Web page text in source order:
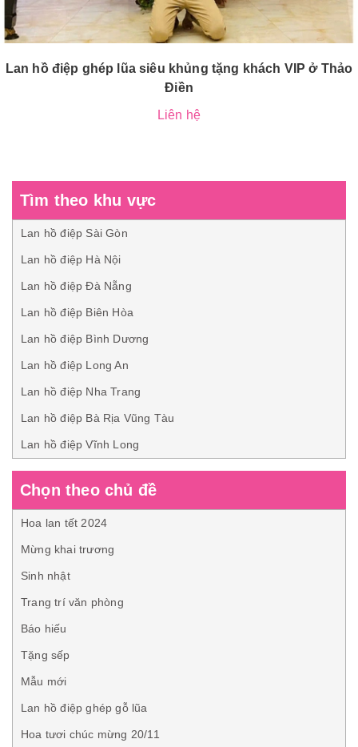
Lan hồ điệp ghép lũa siêu khủng tặng khách VIP ở Thảo
Điền
Liên hệ
Tìm theo khu vực
Lan hồ điệp Sài Gòn
Lan hồ điệp Hà Nội
Lan hồ điệp Đà Nẵng
Lan hồ điệp Biên Hòa
Lan hồ điệp Bình Dương
Lan hồ điệp Long An
Lan hồ điệp Nha Trang
Lan hồ điệp Bà Rịa Vũng Tàu
Lan hồ điệp Vĩnh Long
Chọn theo chủ đề
Hoa lan tết 2024
Mừng khai trương
Sinh nhật
Trang trí văn phòng
Báo hiếu
Tặng sếp
Mẫu mới
Lan hồ điệp ghép gỗ lũa
Hoa tươi chúc mừng 20/11